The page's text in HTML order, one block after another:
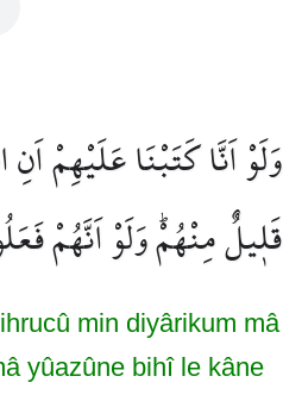
وَلَوْ اَنَّا كَتَبْنَا عَلَيْهِمْ
قَل۪يلٌ مِنْهُمْۜ وَلَوْ اَنَّهُمْ
min diyârikum mâ
yûazûne bihî le kâne